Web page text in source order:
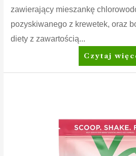
zawierający mieszankę
pozyskiwanego z krewetek, oraz
diety z zawartością...
Nutrilite™
Czytaj